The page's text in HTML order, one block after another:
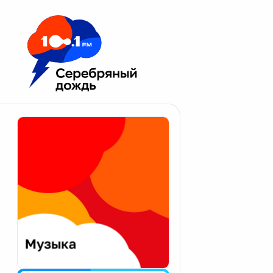
Москва 100.1 FM
Апатиты
Екатеринбург
Калининград
Калуга